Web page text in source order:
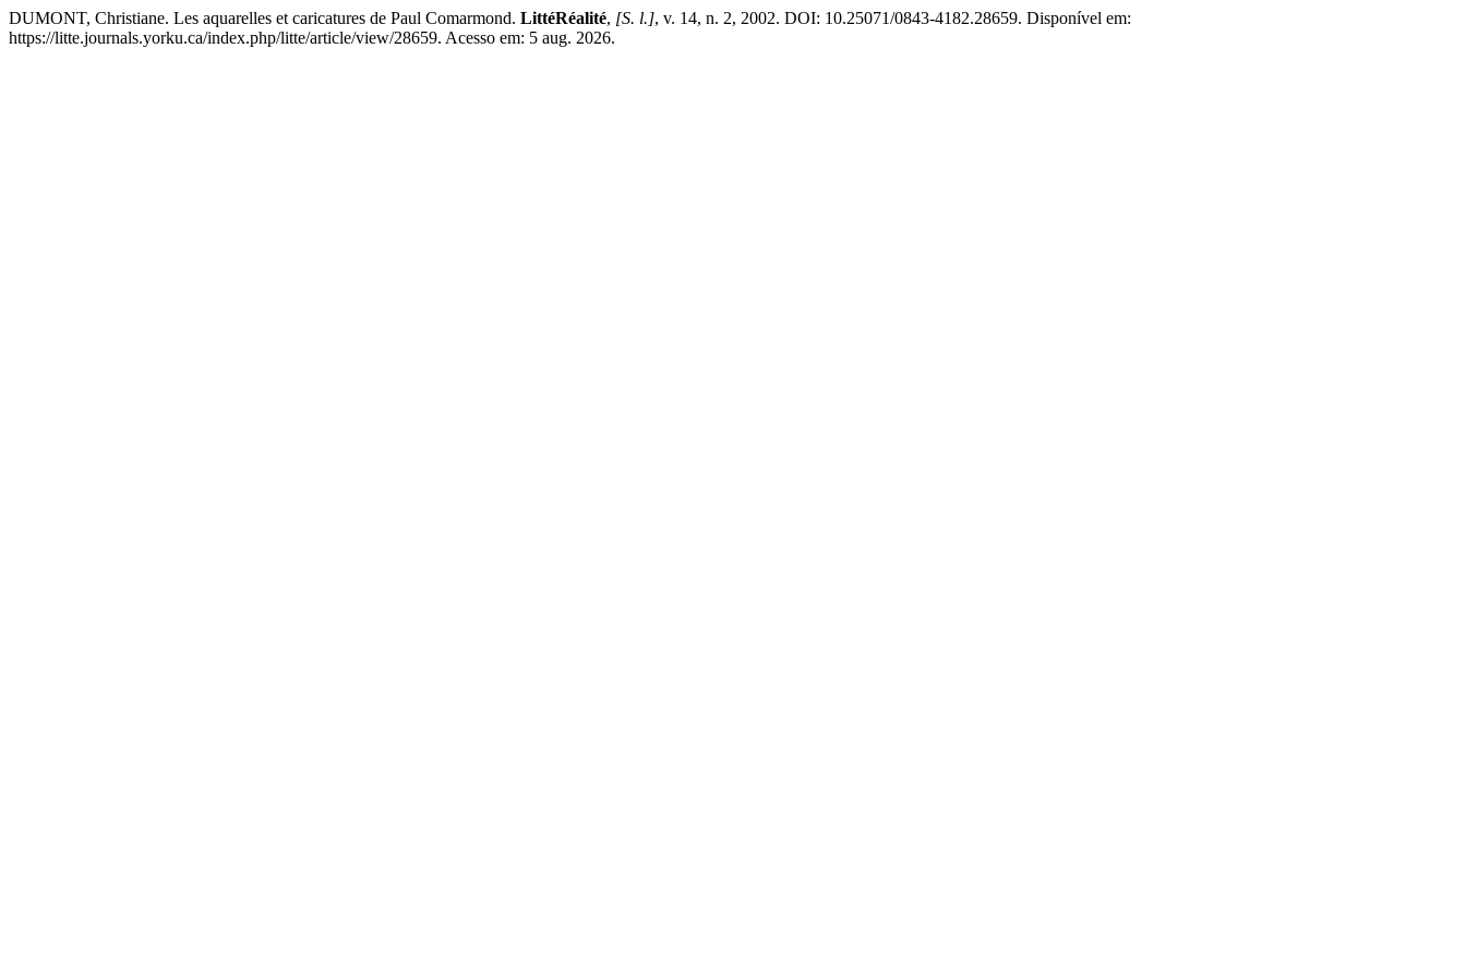
DUMONT, Christiane. Les aquarelles et caricatures de Paul Comarmond. LittéRéalité, [S. l.], v. 14, n. 2, 2002. DOI: 10.25071/0843-4182.28659. Disponível em:
https://litte.journals.yorku.ca/index.php/litte/article/view/28659. Acesso em: 5 aug. 2026.